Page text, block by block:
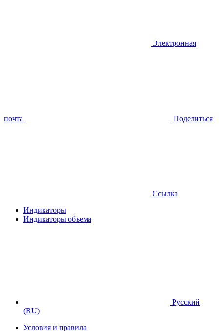
Электронная
почта Поделиться
Ссылка
Индикаторы
Индикаторы объема
Русский
(RU)
Условия и правила